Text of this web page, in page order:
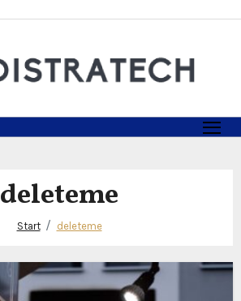
deleteme
Start deleteme